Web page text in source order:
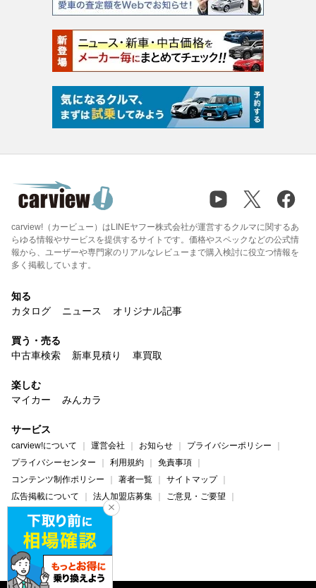
carview!（カービュー）はLINEヤフー株式会社が運営するクルマに関するあ
らゆる情報やサービスを提供するサイトです。価格やスペックなどの公式情
報から、ユーザーや専門家のリアルなレビューまで購入検討に役立つ情報を
多く掲載しています。
知る
カタログ
ニュース オリジナル記事
買う・売る
中古車検索
新車見積り 車買取
楽しむ
マイカー
みんカラ
サービス
carview!について 運営会社 お知らせ
プライバシーポリシー
プライバシーセンター
利用規約
免責事項
コンテンツ制作ポリシー
著者一覧
サイトマップ
広告掲載について
法人加盟店募集
ご意見・ご要望
ヘルプ・お問い合わせ
carview! Yahoo! JAPAN